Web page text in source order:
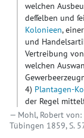
welchen
deſſelben und
Kolonieen,
und
Vertreibung
welchen
4) Plantagen-
der Regel
Mohl, Robert
Tübingen 1859, S.